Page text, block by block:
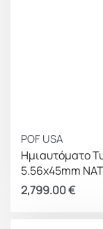
POF USA
Ημιαυτόματο
5.56x45mm
2,799.00€